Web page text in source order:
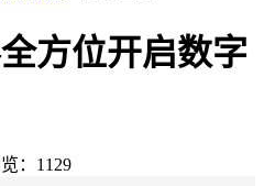
方位开启数字
：1129